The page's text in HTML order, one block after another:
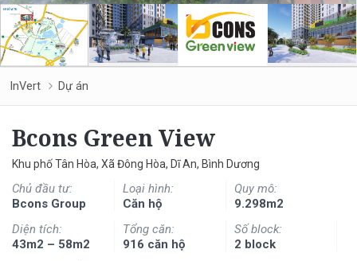
InVert Dự án
Bcons Green View
Khu phố Tân Hòa, Xã Đông Hòa, Dĩ An, Bình Dương
Chủ đầu tư:
Bcons Group
Loại hình:
Căn hộ
Quy mô:
9.298m2
Diện tích:
43m2 – 58m2
Tổng căn:
916 căn hộ
Số block:
2 block